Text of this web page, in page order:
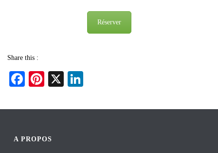
Réserver
Share this :
Fa
bo
Pi
er
t
X
ed
A PROPOS